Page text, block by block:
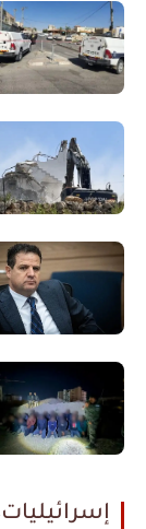
إسرائيليات